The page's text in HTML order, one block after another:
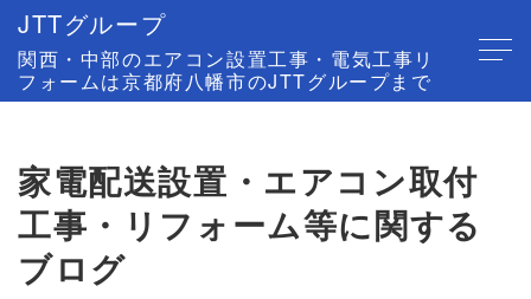
JTTグループ
関西・中部のエアコン設置工事・電気工事リ
フォームは京都府八幡市のJTTグループまで
家電配送設置・エアコン取付
工事・リフォーム等に関する
ブログ